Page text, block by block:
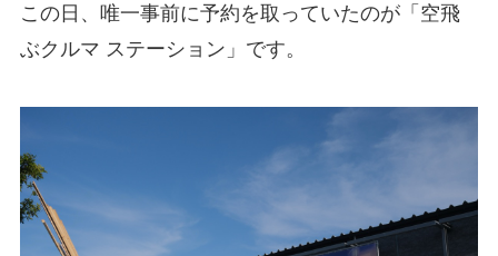
この日、唯一事前に予約を取っていたのが「空飛
ぶクルマ ステーション」です。